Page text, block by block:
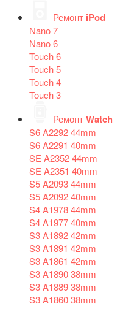
Ремонт iPod
Nano 7
Nano 6
Touch 6
Touch 5
Touch 4
Touch 3
РемонтWatch
S6 A2292 44mm
S6 A2291 40mm
SE A2352 44mm
SE A2351 40mm
S5 A2093 44mm
S5 A2092 40mm
S4 A1978 44mm
S4 A1977 40mm
S3 A1892 42mm
S3 A1891 42mm
S3 A1861 42mm
S3 A1890 38mm
S3 A1889 38mm
S3 A1860 38mm